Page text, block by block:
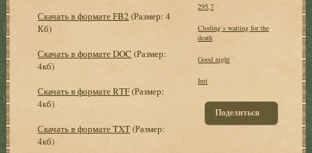
Скачать в формате FB2 (Размер: 4
Кб)
Скачать в формате DOC (Размер:
4кб)
Скачать в формате RTF(Размер:
4кб)
Скачать в формате TXT(Размер:
4кб)
295,7
Cloding`s waiting for the
death
Good night
Inri
Поделиться